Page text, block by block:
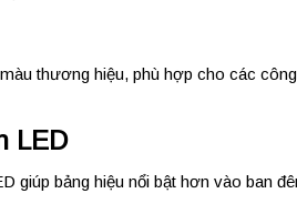
thương hiệu, phù hợp cho các
LED
giúp bảng hiệu nổi bật hơn vào ban